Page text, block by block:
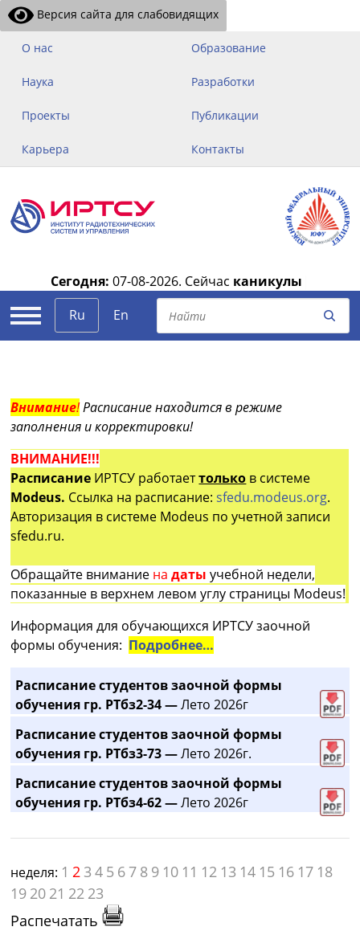
Версия сайта для слабовидящих
О нас Образование
Наука Разработки
Проекты Публикации
Карьера Контакты
Сегодня: 07-08-2026. Сейчас каникулы
Ru
En
Внимание!Расписание находится в режиме
заполнения и корректировки!
ВНИМАНИЕ!!!
Расписание ИРТСУ работаеттолько в системе
Modeus. Ссылка на расписание:sfedu.modeus.org.
Авторизация в системе Modeus по учетной записи
sfedu.ru.
Обращайте внимание на датыучебной недели,
показанные в верхнем левом углу страницы Modeus!
Информация для обучающихся ИРТСУ заочной
формы обучения: Подробнее…
Расписание студентов заочной формы
обучения гр. РТбз2-34 —Лето 2026г
Расписание студентов заочной формы
обучения гр. РТбз3-73 —Лето 2026г.
Расписание студентов заочной формы
обучения гр. РТбз4-62 —Лето 2026г
неделя: 1 2 3 4 5 6 7 8 9 10 11 12 13 14 15 16 17 18
19 20 21 22 23
Распечатать